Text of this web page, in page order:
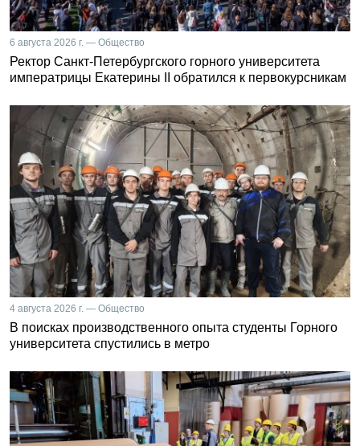
6 августа 2026 г. — Общество
Ректор Санкт-Петербургского горного университета
императрицы Екатерины II обратился к первокурсникам
4 августа 2026 г. — Общество
В поисках производственного опыта студенты Горного
университета спустились в метро